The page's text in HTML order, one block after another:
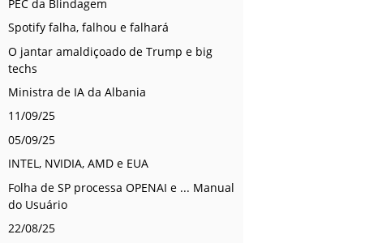
PEC da Blindagem
Spotify falha, falhou e falhará
O jantar amaldiçoado de Trump e big
techs
Ministra de IA da Albania
11/09/25
05/09/25
INTEL, NVIDIA, AMD e EUA
Folha de SP processa OPENAI e ... Manual
do Usuário
22/08/25